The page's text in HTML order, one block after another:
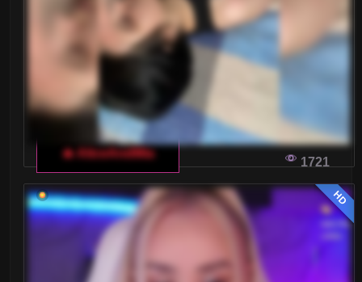
Małe piersi
Nastolatki 18+
Ogolone cipki
Owłosione cipki
Palenie
Rude
Sex Grupowy
Stopy Fetysz
🔥 AliceAndMia
1721
HD